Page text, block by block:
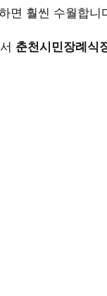
면 훨씬 수월합니
춘천시민장례식